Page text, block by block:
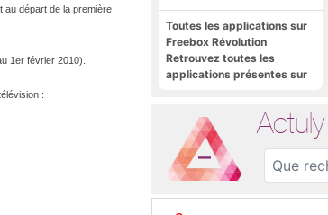
au départ de la première
1er février 2010).
:
Toutes les applications sur
Freebox Révolution
Retrouvez toutes les
applications présentes sur
Actuly